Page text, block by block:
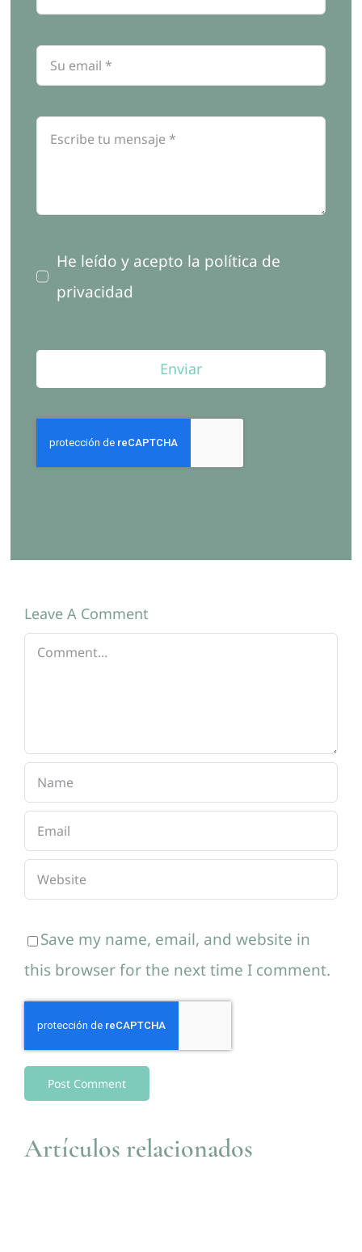
He leído y acepto la política de
privacidad
Enviar
Leave A Comment
Comment
Save my name, email, and website in
this browser for the next time I comment.
Artículos relacionados